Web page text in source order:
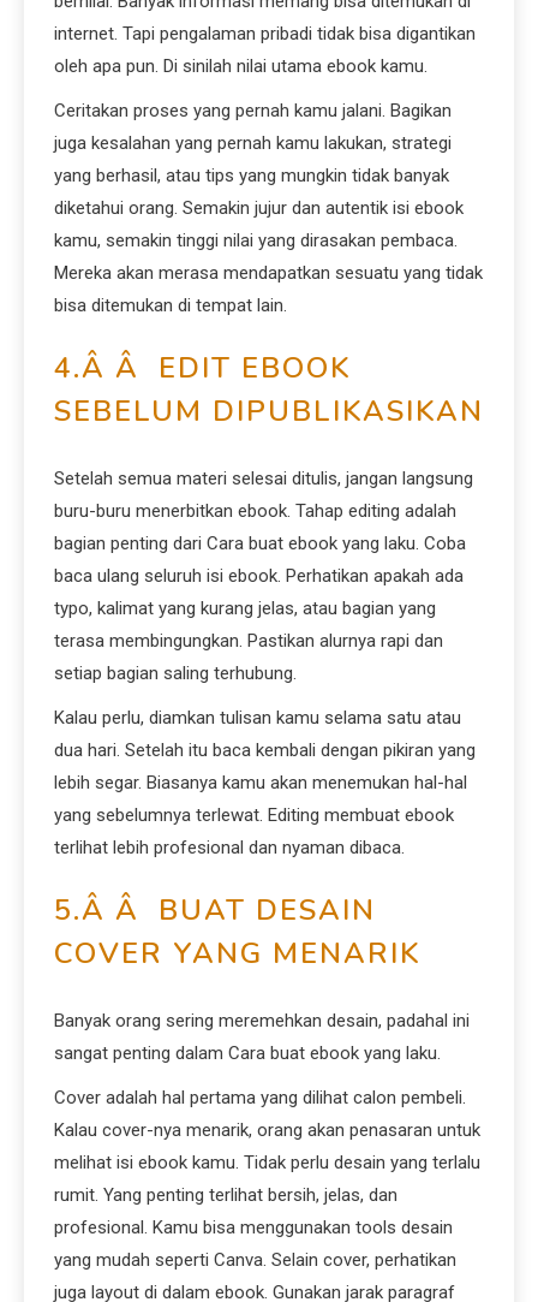
internet. Tapi pengalaman pribadi tidak bisa digantikan
oleh apa pun. Di sinilah nilai utama ebook kamu.
Ceritakan proses yang pernah kamu jalani. Bagikan
juga kesalahan yang pernah kamu lakukan, strategi
yang berhasil, atau tips yang mungkin tidak banyak
diketahui orang. Semakin jujur dan autentik isi ebook
kamu, semakin tinggi nilai yang dirasakan pembaca.
Mereka akan merasa mendapatkan sesuatu yang tidak
bisa ditemukan di tempat lain.
4.Â Â EDIT EBOOK
SEBELUM DIPUBLIKASIKAN
Setelah semua materi selesai ditulis, jangan langsung
buru-buru menerbitkan ebook. Tahap editing adalah
bagian penting dari Cara buat ebook yang laku. Coba
baca ulang seluruh isi ebook. Perhatikan apakah ada
typo, kalimat yang kurang jelas, atau bagian yang
terasa membingungkan. Pastikan alurnya rapi dan
setiap bagian saling terhubung.
Kalau perlu, diamkan tulisan kamu selama satu atau
dua hari. Setelah itu baca kembali dengan pikiran yang
lebih segar. Biasanya kamu akan menemukan hal-hal
yang sebelumnya terlewat. Editing membuat ebook
terlihat lebih profesional dan nyaman dibaca.
5.Â Â BUAT DESAIN
COVER YANG MENARIK
Banyak orang sering meremehkan desain, padahal ini
sangat penting dalam Cara buat ebook yang laku.
Cover adalah hal pertama yang dilihat calon pembeli.
Kalau cover-nya menarik, orang akan penasaran untuk
melihat isi ebook kamu. Tidak perlu desain yang terlalu
rumit. Yang penting terlihat bersih, jelas, dan
profesional. Kamu bisa menggunakan tools desain
yang mudah seperti Canva. Selain cover, perhatikan
juga layout di dalam ebook. Gunakan jarak paragraf